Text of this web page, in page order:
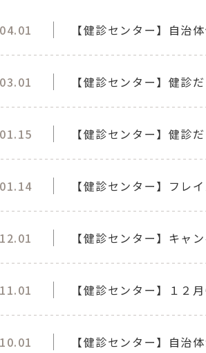
【健診センター】自治
【健診センター】健
【健診センター】健
【健診センター】フレ
【健診センター】キャ
【健診センター】１２
【健診センター】自治